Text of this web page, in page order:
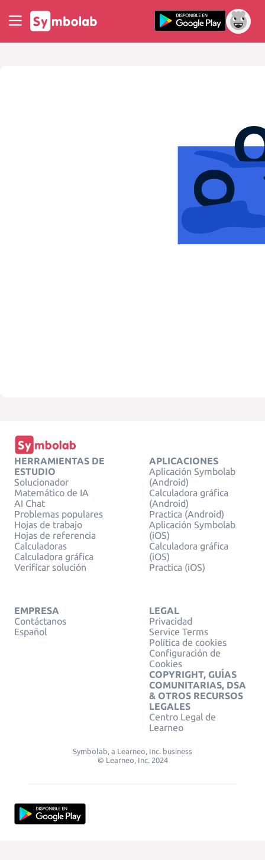
HERRAMIENTAS DE
ESTUDIO
Solucionador
Matemático de IA
AI Chat
Problemas populares
Hojas de trabajo
Hojas de referencia
Calculadoras
Calculadora gráfica
Verificar solución
APLICACIONES
Aplicación Symbolab
(Android)
Calculadora gráfica
(Android)
Practica (Android)
Aplicación Symbolab
(iOS)
Calculadora gráfica
(iOS)
Practica (iOS)
EMPRESA
Contáctanos
Español
LEGAL
Privacidad
Service Terms
Política de cookies
Configuración de
Cookies
COPYRIGHT, GUÍAS
COMUNITARIAS, DSA
& OTROS RECURSOS
LEGALES
Centro Legal de
Learneo
Symbolab, a Learneo, Inc. business
© Learneo, Inc. 2024